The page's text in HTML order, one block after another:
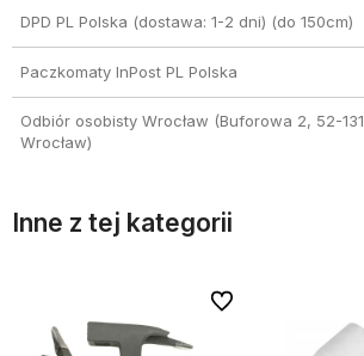
DPD PL Polska (dostawa: 1-2 dni) (do 150cm)
Paczkomaty InPost PL Polska
Odbiór osobisty Wrocław (Buforowa 2, 52-131
Wrocław)
Inne z tej kategorii
Do ulubionych
Do ulubionych